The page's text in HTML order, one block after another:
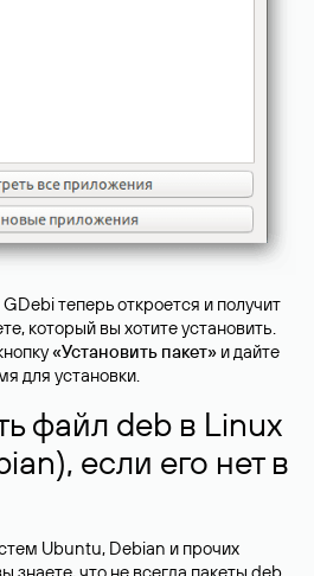
теперь откроется и получит
который вы хотите установить.
«Установить пакет» и дайте
для установки.
файл deb в Linux
если его нет в
Ubuntu, Debian и прочих